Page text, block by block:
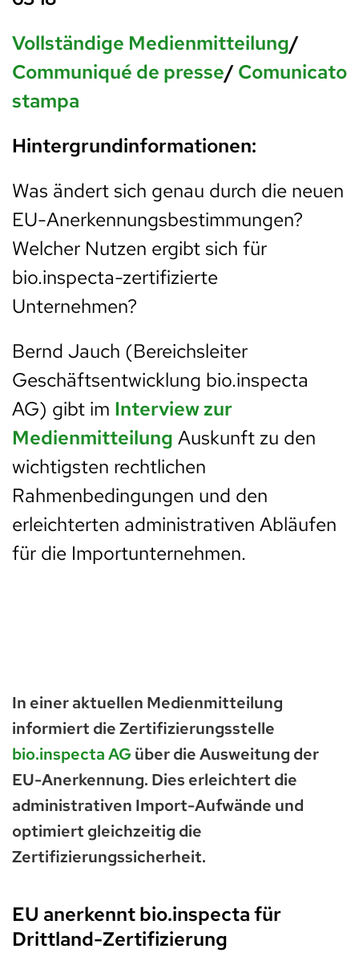
Vollständige Medienmitteilung/
Communiqué de presse/Comunicato
stampa
Hintergrundinformationen:
Was ändert sich genau durch die neuen
EU-Anerkennungsbestimmungen?
Welcher Nutzen ergibt sich für
bio.inspecta-zertifizierte
Unternehmen?
Bernd Jauch (Bereichsleiter
Geschäftsentwicklung bio.inspecta
AG) gibt im Interview zur
Medienmitteilung Auskunft zu den
wichtigsten rechtlichen
Rahmenbedingungen und den
erleichterten administrativen Abläufen
für die Importunternehmen.
In einer aktuellen Medienmitteilung
informiert die Zertifizierungsstelle
bio.inspecta AG über die Ausweitung der
EU-Anerkennung. Dies erleichtert die
administrativen Import-Aufwände und
optimiert gleichzeitig die
Zertifizierungssicherheit.
EU anerkennt bio.inspecta für
Drittland-Zertifizierung